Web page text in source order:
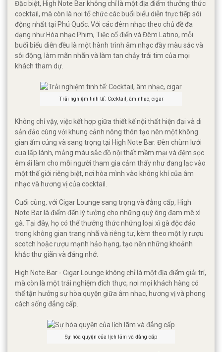
Đặc biệt, High Note Bar không chỉ là một địa điểm thưởng thức
cocktail, mà còn là nơi tổ chức các buổi biểu diễn trực tiếp sôi
động nhất tại Phú Quốc. Với các đêm nhạc theo chủ đề đa
dạng như Hòa nhạc Phim, Tiệc cổ điển và Đêm Latino, mỗi
buổi biểu diễn đều là một hành trình âm nhạc đầy màu sắc và
sôi động, làm mãn nhãn và làm tan chảy trái tim của mọi
khách tham dự.
Trải nghiệm tinh tế: Cocktail, âm nhạc, cigar
Không chỉ vậy, việc kết hợp giữa thiết kế nội thất hiện đại và di
sản đảo cùng với khung cảnh nông thôn tạo nên một không
gian ấm cúng và sang trọng tại High Note Bar. Đèn chùm lưới
cua lấp lánh, mảng màu sắc đồ nội thất mềm mại và đệm sọc
êm ái làm cho mỗi người tham gia cảm thấy như đang lạc vào
một thế giới riêng biệt, nơi hòa mình vào không khí của âm
nhạc và hương vị của cocktail.
Cuối cùng, với Cigar Lounge sang trọng và đẳng cấp, High
Note Bar là điểm đến lý tưởng cho những quý ông đam mê xì
gà. Tại đây, họ có thể thưởng thức những loại xì gà độc đáo
trong không gian trang nhã và riêng tư, kèm theo một ly rượu
scotch hoặc rượu mạnh hảo hạng, tạo nên những khoảnh
khắc thư giãn và đáng nhớ.
High Note Bar - Cigar Lounge không chỉ là một địa điểm giải trí,
mà còn là một trải nghiệm đích thực, nơi mọi khách hàng có
thể tận hưởng sự hòa quyện giữa âm nhạc, hương vị và phong
cách sống đẳng cấp.
Sự hòa quyện của lịch lãm và đẳng cấp